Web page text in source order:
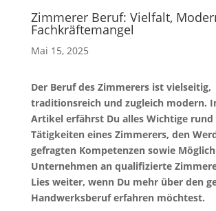
Zimmerer Beruf: Vielfalt,
Fachkräftemangel
Mai 15, 2025
Der Beruf des Zimmerers ist vielseitig,
traditionsreich und zugleich modern.
Artikel erfährst Du alles Wichtige rund
Tätigkeiten eines Zimmerers, den
gefragten Kompetenzen sowie
Unternehmen an qualifizierte
Lies weiter, wenn Du mehr über den
Handwerksberuf erfahren möchtest.